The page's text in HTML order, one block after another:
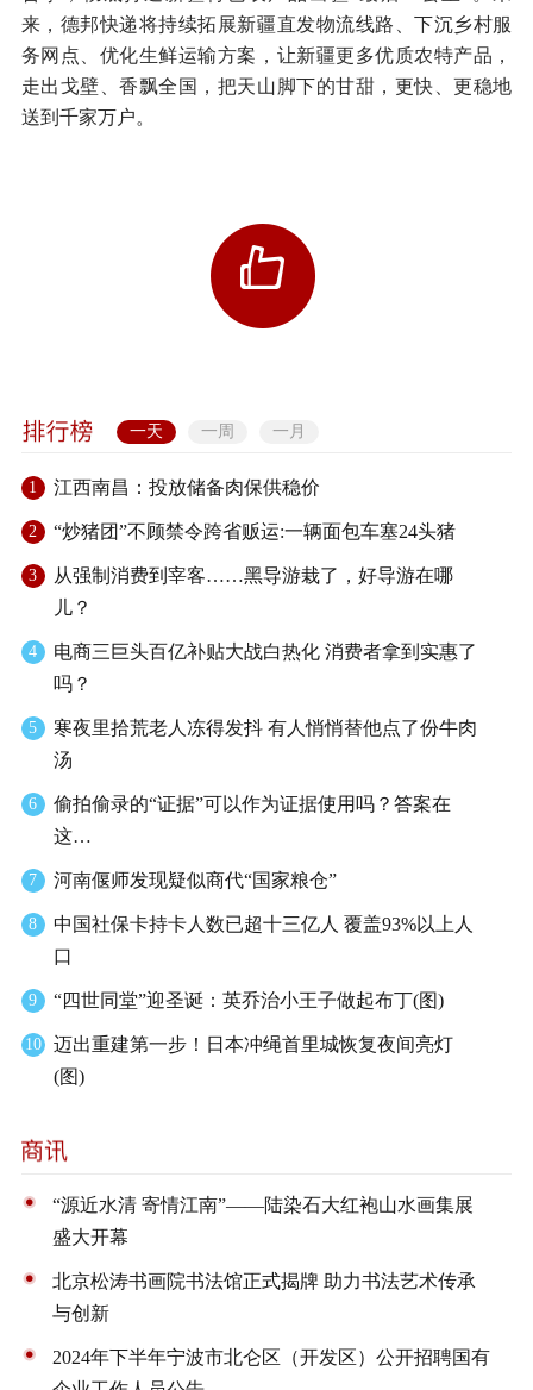
来，德邦快递将持续拓展新疆直发物流线路、下沉乡村服
务网点、优化生鲜运输方案，让新疆更多优质农特产品，
走出戈壁、香飘全国，把天山脚下的甘甜，更快、更稳地
送到千家万户。
一天 一周 一月
1 江西南昌：投放储备肉保供稳价
2 “炒猪团”不顾禁令跨省贩运:一辆面包车塞24头猪
3
从强制消费到宰客……黑导游栽了，好导游在哪
儿？
4
电商三巨头百亿补贴大战白热化 消费者拿到实惠了
吗？
5
寒夜里拾荒老人冻得发抖 有人悄悄替他点了份牛肉
汤
6
偷拍偷录的“证据”可以作为证据使用吗？答案在
这…
7 河南偃师发现疑似商代“国家粮仓”
8
中国社保卡持卡人数已超十三亿人 覆盖93%以上人
口
9 “四世同堂”迎圣诞：英乔治小王子做起布丁(图)
10
迈出重建第一步！日本冲绳首里城恢复夜间亮灯
(图)
“源近水清 寄情江南”——陆染石大红袍山水画集展
盛大开幕
北京松涛书画院书法馆正式揭牌 助力书法艺术传承
与创新
2024年下半年宁波市北仑区（开发区）公开招聘国有